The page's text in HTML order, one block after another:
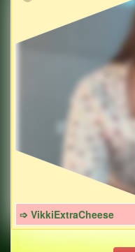
➩ VikkiExtraCheese